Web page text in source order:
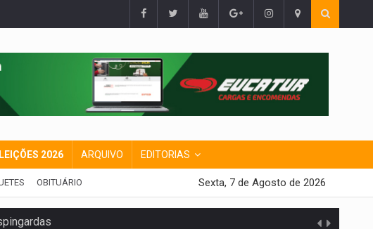
2026 ARQUIVO EDITORIAS
OBITUÁRIO Sexta, 7 de Agosto de 2026